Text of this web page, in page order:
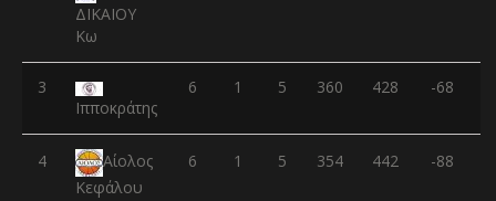
ΔΙΚΑΙΟΥ
Κω
3
Ιπποκράτης
6 1 5 360 428 -68
4
Αίολος
Κεφάλου
6 1 5 354 442 -88